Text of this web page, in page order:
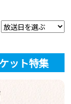
ット特集